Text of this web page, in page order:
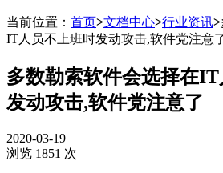
当前位置： 首页>文档中心>行业资讯>
IT人员不上班时发动攻击,软件党注意
多数勒索软件会选择在
发动攻击,软件党注意了
2020-03-19
浏览 1851 次